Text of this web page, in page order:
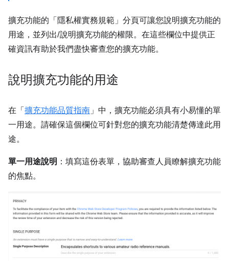
擴充功能的「隱私權實務規範」分頁可讓您說明擴充功能的
用途，並列出/說明擴充功能的權限。在這些欄位中提供正
確資訊有助於我們盡快審查您的擴充功能。
說明擴充功能的用途
在「 擴充功能品質指南」中，擴充功能必須具有小易懂的單
一用途。請確保這個欄位可針對您的擴充功能清楚傳達此用
途。
單一用途說明 ：填寫這份表單，協助審查人員瞭解擴充功能
的焦點。